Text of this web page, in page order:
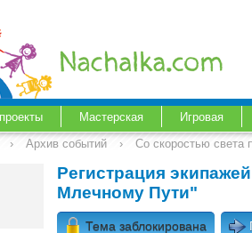
Мастерская
Игровая
› Архив событий › Со скоростью света
Регистрация
Млечному Пути"
Тема заблокирована